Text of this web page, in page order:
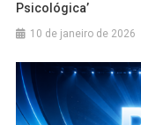
Psicológica’
10 de janeiro de 2026